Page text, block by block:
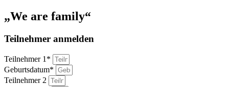
„We are family“
Teilnehmer anmelden
Teilnehmer 1*
Geburtsdatum*
Teilnehmer 2